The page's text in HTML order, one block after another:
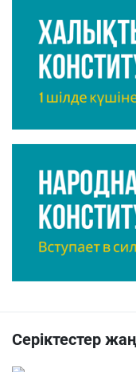
Серіктестер